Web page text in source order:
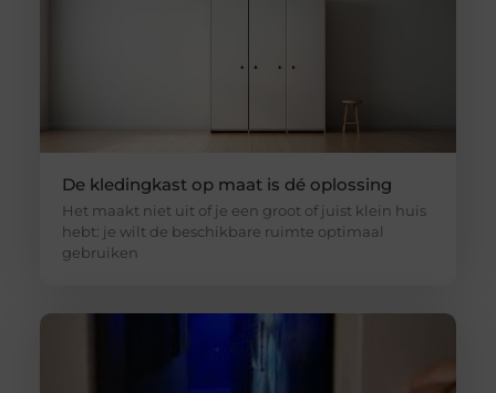
De kledingkast op maat is dé oplossing
Het maakt niet uit of je een groot of juist klein huis
hebt: je wilt de beschikbare ruimte optimaal
gebruiken